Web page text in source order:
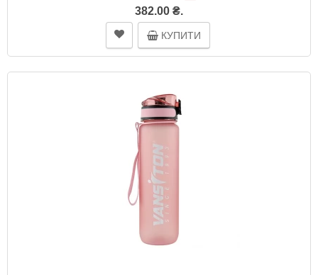
382.00 ₴.
КУПИТИ